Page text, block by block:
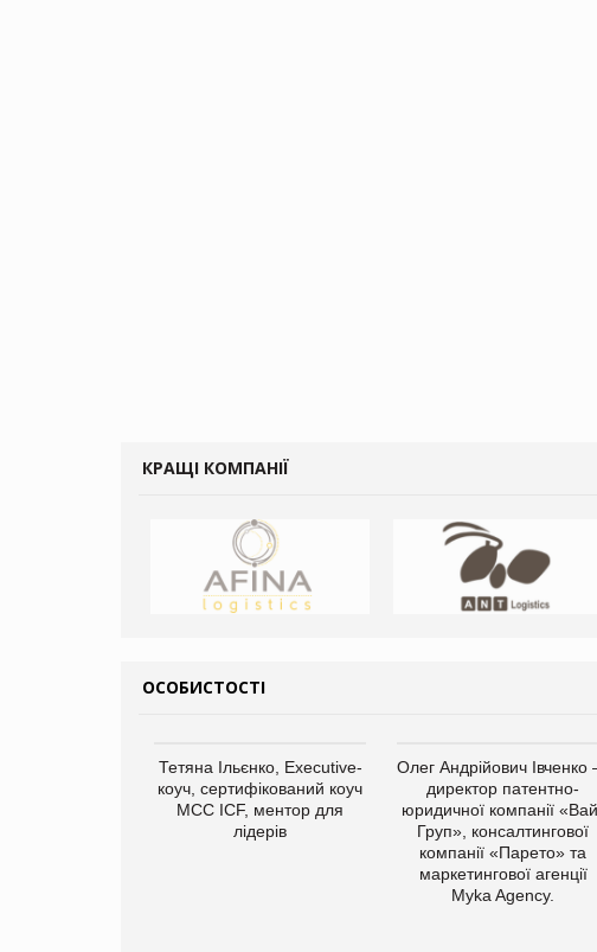
КРАЩІ КОМПАНІЇ
ОСОБИСТОСТІ
Тетяна Ільєнко, Executive-
коуч, сертифікований коуч
МСС ICF, ментор для
лідерів
Олег Андрійович
директор патентно-
юридичної компанії
Груп», консалтингової
компанії «Парето» та
маркетингової агенції
Myka Agency.